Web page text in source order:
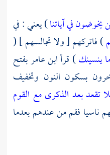
يخوضون في آياتنا) يعني : في
) فاتركهم [ ولا تجالسهم ] (
ينسينك) قرأابن عامربفتح
بسكون النون وتخفيف
تقعد بعد الذكرى مع القوم
فقم من عندهم بعدما